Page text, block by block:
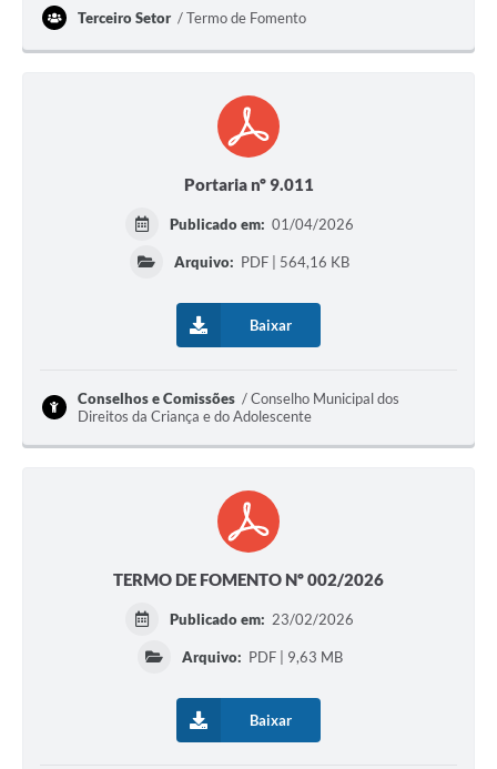
Terceiro Setor Termo de Fomento
Portaria nº 9.011
Publicado em: 01/04/2026
Arquivo: PDF | 564,16 KB
Baixar
Conselhos e Comissões
Conselho Municipal dos
Direitos da Criança e do Adolescente
TERMO DE FOMENTO Nº 002/2026
Publicado em: 23/02/2026
Arquivo: PDF | 9,63 MB
Baixar